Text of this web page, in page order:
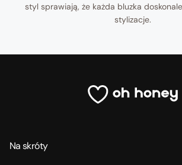
styl sprawiają, że każda bluzka
stylizacje.
Na skróty